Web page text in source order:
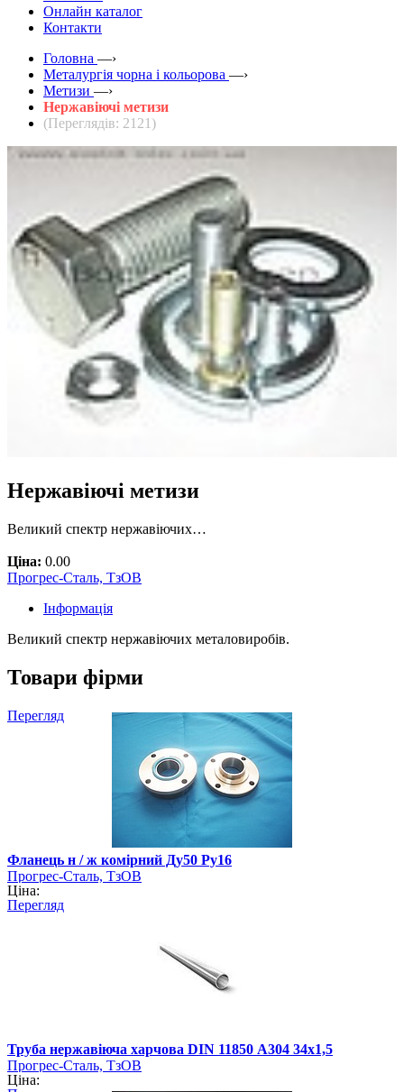
Онлайн каталог
Контакти
Головна —›
Металургія чорна і кольорова —›
Метизи —›
Нержавіючі метизи
(Переглядів: 2121)
Нержавіючі метизи
Великий спектр нержавіючих…
Ціна: 0.00
Прогрес-Сталь, ТзОВ
Інформація
Великий спектр нержавіючих металовиробів.
Товари фірми
Перегляд
Фланець н / ж комірний Ду50 Ру16
Прогрес-Сталь, ТзОВ
Ціна:
Перегляд
Труба нержавіюча харчова DIN 11850 А304 34х1,5
Прогрес-Сталь, ТзОВ
Ціна: